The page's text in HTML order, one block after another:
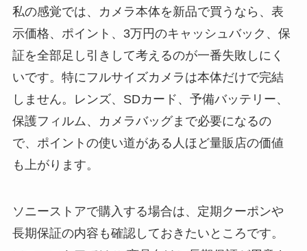
私の感覚では、カメラ本体を新品で買うなら、表
示価格、ポイント、3万円のキャッシュバック、保
証を全部足し引きして考えるのが一番失敗しにく
いです。特にフルサイズカメラは本体だけで完結
しません。レンズ、SDカード、予備バッテリー、
保護フィルム、カメラバッグまで必要になるの
で、ポイントの使い道がある人ほど量販店の価値
も上がります。
ソニーストアで購入する場合は、定期クーポンや
長期保証の内容も確認しておきたいところです。